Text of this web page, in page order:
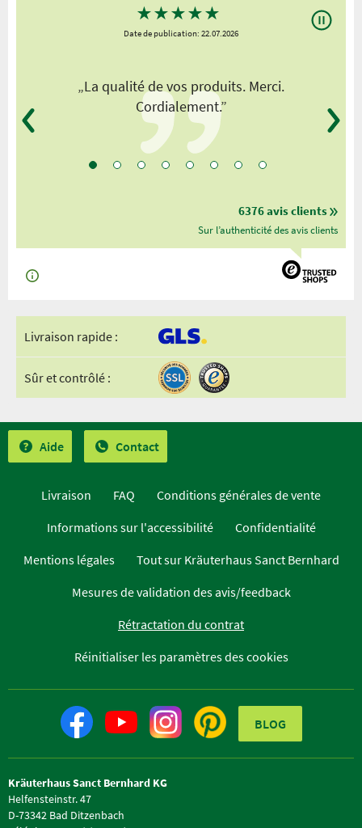
★★★★★
Date de publication: 22.07.2026
„La qualité de vos produits. Merci.
Cordialement.”
6376 avis clients
Sur l’authenticité des avis clients
Livraison rapide :
Sûr et contrôlé :
Aide Contact
Livraison FAQ
Conditions générales de vente
Informations sur l'accessibilité
Confidentialité
Mentions légales
Tout sur Kräuterhaus Sanct Bernhard
Mesures de validation des avis/feedback
Rétractation du contrat
Réinitialiser les paramètres des cookies
BLOG
Kräuterhaus Sanct Bernhard KG
Helfensteinstr. 47
D-73342 Bad Ditzenbach